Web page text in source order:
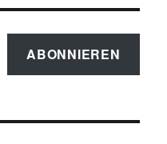
ABONNIEREN